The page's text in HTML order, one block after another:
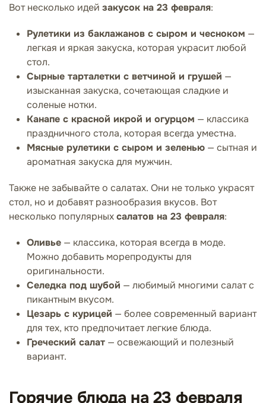
Вот несколько идей закусок на 23 февраля:
Рулетики из баклажанов с сыром и чесноком —
легкая и яркая закуска, которая украсит любой
стол.
Сырные тарталетки с ветчиной и грушей —
изысканная закуска, сочетающая сладкие и
соленые нотки.
Канапе с красной икрой и огурцом — классика
праздничного стола, которая всегда уместна.
Мясные рулетики с сыром и зеленью — сытная и
ароматная закуска для мужчин.
Также не забывайте о салатах. Они не только украсят
стол, но и добавят разнообразия вкусов. Вот
несколько популярныхсалатов на 23 февраля:
Оливье — классика, которая всегда в моде.
Можно добавить морепродукты для
оригинальности.
Селедка под шубой — любимый многими салат с
пикантным вкусом.
Цезарь с курицей — более современный вариант
для тех, кто предпочитает легкие блюда.
Греческий салат — освежающий и полезный
вариант.
Горячие блюда на 23 февраля